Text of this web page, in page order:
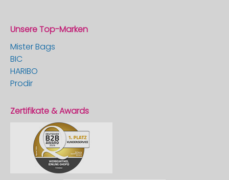
Unsere Top-Marken
Mister Bags
BIC
HARIBO
Prodir
Zertifikate & Awards